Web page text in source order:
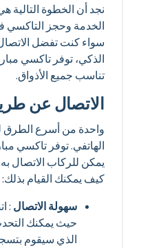
نجد أن الخطوة التالية
الخدمة وحجز التاكسي
سواء كنت تفضل الاتصال
الذكي، توفر تاكسي
تناسب جميع الأذواق.
الاتصال عن
واحدة من أسرع الطرق
الهاتفي. توفر تاكسي
يمكن للركاب الاتصال
كيف يمكنك القيام بذلك:
سهولة الاتصال:
حيث يمكنك
الذي سيقوم